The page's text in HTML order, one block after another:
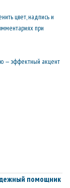
цвет, надпись и
при
— эффектный акцент
помощник